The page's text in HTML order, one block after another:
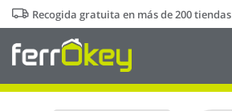
Ir
al
contenido
Recogida gratuita en más de 200 tiendas